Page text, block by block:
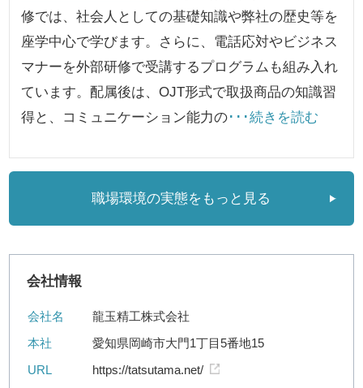
修では、社会人としての基礎知識や弊社の歴史等を
座学中心で学びます。さらに、電話応対やビジネス
マナーを外部研修で受講するプログラムも組み入れ
ています。配属後は、OJT形式で取扱商品の知識習
得と、コミュニケーション能力の･･･続きを読む
職場環境の実態をもっと見る
会社情報
会社名
龍玉精工株式会社
本社
愛知県岡崎市大門1丁目5番地15
URL
https://tatsutama.net/